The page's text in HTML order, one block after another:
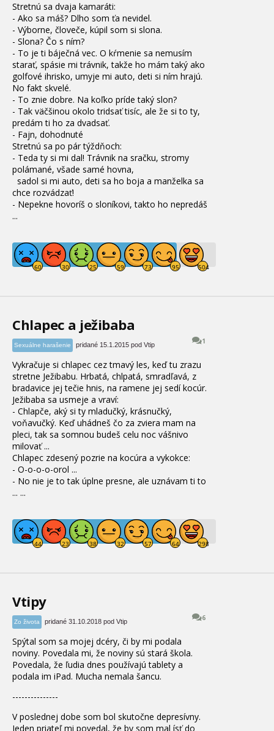
Stretnú sa dvaja kamaráti:
- Ako sa máš? Dlho som ťa nevidel.
- Výborne, človeče, kúpil som si slona.
- Slona? Čo s ním?
- To je ti báječná vec. O kŕmenie sa nemusím
starať, spásie mi trávnik, takže ho mám taký ako
golfové ihrisko, umyje mi auto, deti si ním hrajú.
No fakt skvelé.
- To znie dobre. Na koľko príde taký slon?
- Tak väčšinou okolo tridsať tisíc, ale že si to ty,
predám ti ho za dvadsať.
- Fajn, dohodnuté
Stretnú sa po pár týždňoch:
- Teda ty si mi dal! Trávnik na sračku, stromy
polámané, všade samé hovna,
sadol si mi auto, deti sa ho boja a manželka sa
chce rozvádzať!
- Nepekne hovoríš o sloníkovi, takto ho nepredáš
...
Chlapec a ježibaba
1
Sexuálne harašenie pridané 15.1.2015 pod Vtip
Vykračuje si chlapec cez tmavý les, keď tu zrazu
stretne Ježibabu. Hrbatá, chlpatá, smradľavá, z
bradavice jej tečie hnis, na ramene jej sedí kocúr.
Ježibaba sa usmeje a vraví:
- Chlapče, aký si ty mladučký, krásnučký,
voňavučký. Keď uhádneš čo za zviera mam na
pleci, tak sa somnou budeš celu noc vášnivo
milovať ...
Chlapec zdesený pozrie na kocúra a vykokce:
- O-o-o-o-orol ...
- No nie je to tak úplne presne, ale uznávam ti to
... ...
Vtipy
6
Zo života pridané 31.10.2018 pod Vtip
Spýtal som sa mojej dcéry, či by mi podala
noviny. Povedala mi, že noviny sú stará škola.
Povedala, že ľudia dnes používajú tablety a
podala im iPad. Mucha nemala šancu.
---------------
V poslednej dobe som bol skutočne depresívny.
Jeden priateľ mi povedal, že by som mal ísť do